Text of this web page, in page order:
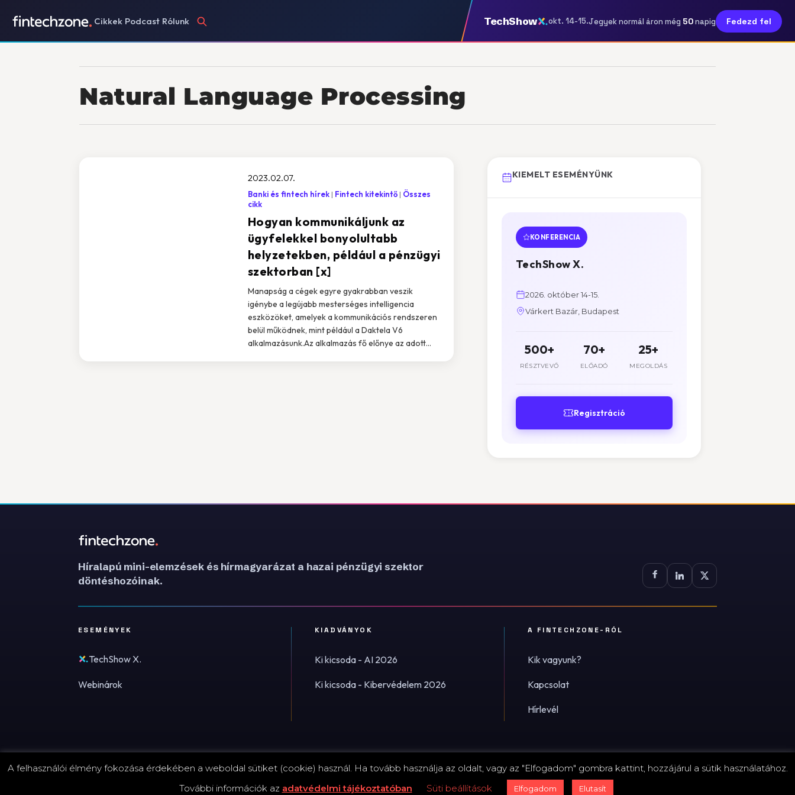
Cikkek Podcast Rólunk TechShow okt. 14-15.Jegyek normál áron még 50napig Fedezd fel
Natural Language Processing
Hogyan kommunikáljunk az
ügyfelekkel bonyolultabb
helyzetekben, például a pénzügyi
szektorban [x]
2023.02.07.
Banki és fintech hírek Fintech kitekintő
Összes
cikk
Manapság a cégek egyre gyakrabban veszik
igénybe a legújabb mesterséges intelligencia
eszközöket, amelyek a kommunikációs rendszeren
belül működnek, mint például a Daktela V6
alkalmazásunk.Az alkalmazás fő előnye az adott...
KIEMELT ESEMÉNYÜNK
KONFERENCIA
TechShow X.
2026. október 14-15.
Várkert Bazár, Budapest
500+
RÉSZTVEVŐ
70+
ELŐADÓ
25+
MEGOLDÁS
Regisztráció
Híralapú mini-elemzések és hírmagyarázat a hazai pénzügyi szektor
döntéshozóinak.
ESEMÉNYEK
TechShow X.
Webinárok
KIADVÁNYOK
Ki kicsoda - AI 2026
Ki kicsoda - Kibervédelem 2026
A FINTECHZONE-RÓL
Kik vagyunk?
Kapcsolat
Hírlevél
© 2026 FinTechZone.hu - A FinTech Group Kft. Impresszum · Adatvédelmi tájékoztató (PDF) Süti-beállítások
A felhasználói élmény fokozása érdekében a weboldal sütiket (cookie) használ. Ha tovább használja az oldalt, vagy az "Elfogadom" gombra kattint, hozzájárul a sütik használatához.
További információk az adatvédelmi tájékoztatóban Süti beállítások Elfogadom Elutasít